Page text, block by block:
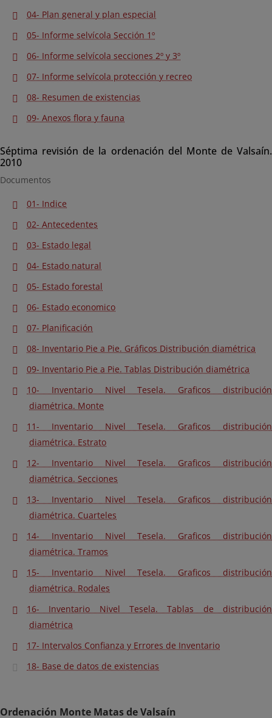
04- Plan general y plan especial
05- Informe selvícola Sección 1º
06- Informe selvícola secciones 2º y 3º
07- Informe selvícola protección y recreo
08- Resumen de existencias
09- Anexos flora y fauna
Séptima revisión de la ordenación del Monte de Valsaín.
2010
Documentos
01- Indice
02- Antecedentes
03- Estado legal
04- Estado natural
05- Estado forestal
06- Estado economico
07- Planificación
08- Inventario Pie a Pie. Gráficos Distribución diamétrica
09- Inventario Pie a Pie. Tablas Distribución diamétrica
10- Inventario Nivel Tesela. Graficos distribución
diamétrica. Monte
11- Inventario Nivel Tesela. Graficos distribución
diamétrica. Estrato
12- Inventario Nivel Tesela. Graficos distribución
diamétrica. Secciones
13- Inventario Nivel Tesela. Graficos distribución
diamétrica. Cuarteles
14- Inventario Nivel Tesela. Graficos distribución
diamétrica. Tramos
15- Inventario Nivel Tesela. Graficos distribución
diamétrica. Rodales
16- Inventario Nivel Tesela. Tablas de distribución
diamétrica
17- Intervalos Confianza y Errores de Inventario
18- Base de datos de existencias
Ordenación Monte Matas de Valsaín